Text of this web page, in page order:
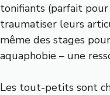
tonifiants (parfait
traumatiser leurs
même des stages
aquaphobie – une
Les tout-petits sont